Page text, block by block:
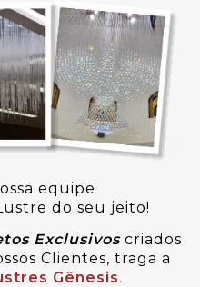
equipe
do seu jeito!
Exclusivoscriados
Clientes, traga a
Gênesis.